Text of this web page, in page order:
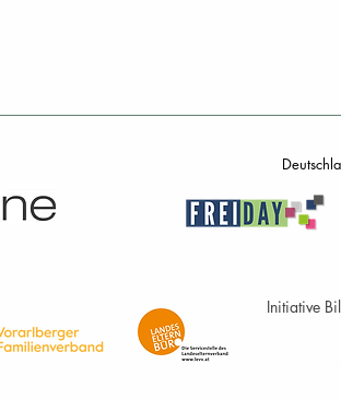
Initiative